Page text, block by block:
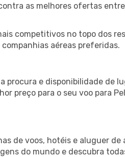
as melhores ofertas
competitivos no topo dos
aéreas preferidas.
procura e disponibilidade de
preço para o seu voo para
de voos, hotéis e aluguer de
do mundo e descubra